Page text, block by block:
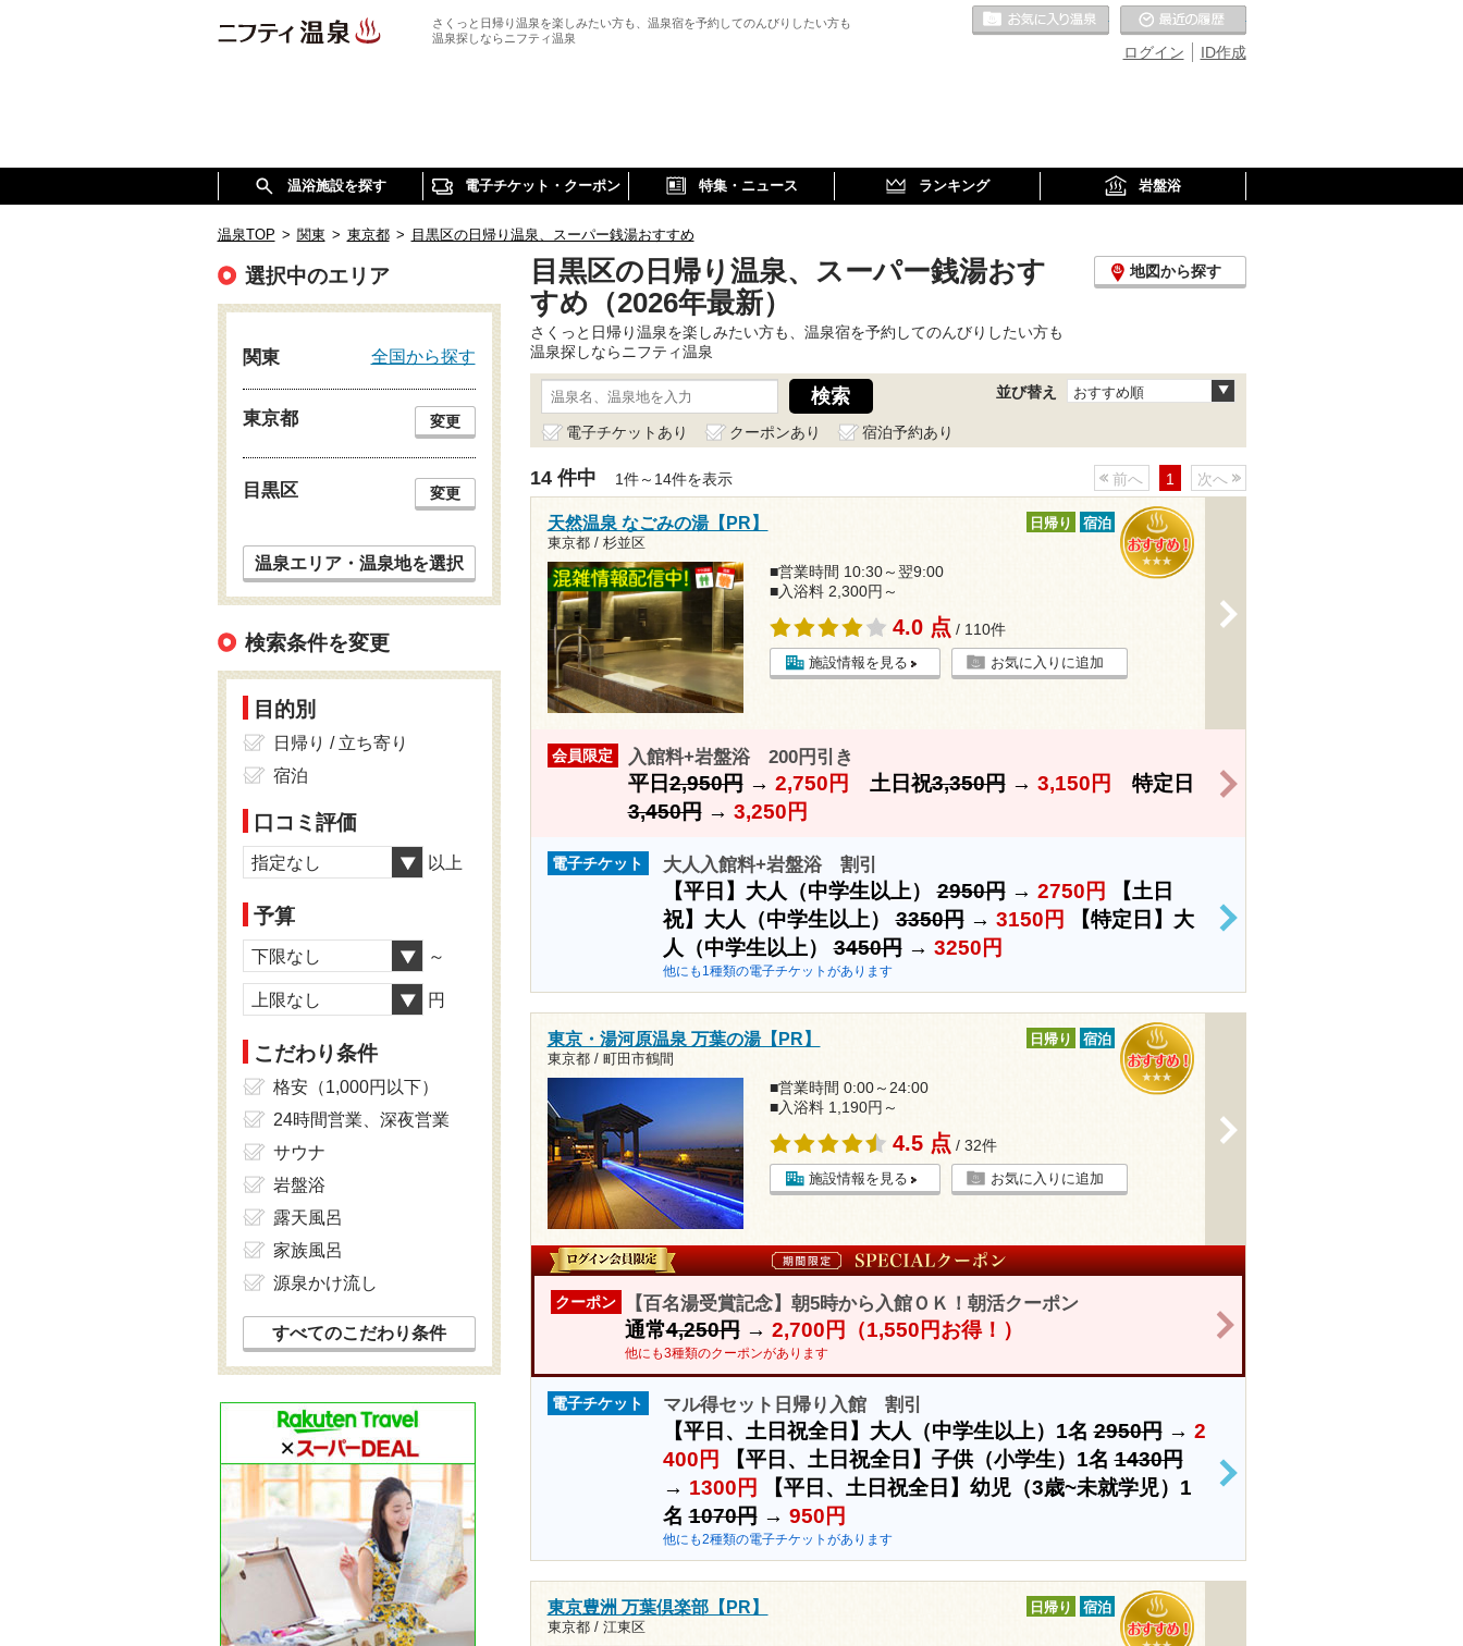
さくっと日帰り温泉を楽しみたい方も、温泉宿を予約してのんびりしたい方も
温泉探しならニフティ温泉
ID作成
ログイン
お気に入りの温泉
温浴施設を探す 電子チケット・クーポン 特集・ニュース ランキング 岩盤浴
温泉TOP > 関東 > 東京都 > 目黒区の日帰り温泉、スーパー銭湯おすすめ
目黒区の日帰り温泉、スーパー銭湯おす
すめ（2026年最新）
地図から探す
さくっと日帰り温泉を楽しみたい方も、温泉宿を予約してのんびりしたい方も
温泉探しならニフティ温泉
並び替え おすすめ順
電子チケットあり クーポンあり 宿泊予約あり
14 件中 1件～14件を表示 前へ 1 次へ
天然温泉 なごみの湯【PR】
東京都 / 杉並区
日帰り 宿泊
■営業時間 10:30～翌9:00
■入浴料 2,300円～
4.0 点 / 110件
施設情報を見る お気に入りに追加
会員限定 入館料+岩盤浴 200円引き
平日2,950円→ 2,750円 土日祝3,350円→ 3,150円
特定日
3,450円→ 3,250円
電子チケット 大人入館料+岩盤浴 割引
【平日】大人（中学生以上）2950円→ 2750円
【土日
祝】大人（中学生以上）3350円→ 3150円
【特定日】大
人（中学生以上）3450円→ 3250円
他にも1種類の電子チケットがあります
>
東京・湯河原温泉 万葉の湯【PR】
東京都 / 町田市鶴間
日帰り 宿泊
■営業時間 0:00～24:00
■入浴料 1,190円～
4.5 点 / 32件
施設情報を見る お気に入りに追加
クーポン 【百名湯受賞記念】朝5時から入館ＯＫ！朝活クーポン
通常4,250円→ 2,700円（1,550円お得！）
他にも3種類のクーポンがあります
電子チケット マル得セット日帰り入館 割引
【平日、土日祝全日】大人（中学生以上）1名2950円→ 2
400円
【平日、土日祝全日】子供（小学生）1名1430円
→ 1300円
【平日、土日祝全日】幼児（3歳~未就学児）1
名1070円→ 950円
他にも2種類の電子チケットがあります
>
東京豊洲 万葉倶楽部【PR】
東京都 / 江東区
日帰り 宿泊
選択中のエリア
関東 全国から探す
東京都 変更
目黒区 変更
温泉エリア・温泉地を選択
検索条件を変更
目的別
日帰り / 立ち寄り
宿泊
口コミ評価
指定なし 以上
予算
下限なし ～
上限なし 円
こだわり条件
格安（1,000円以下）
24時間営業、深夜営業
サウナ
岩盤浴
露天風呂
家族風呂
源泉かけ流し
すべてのこだわり条件